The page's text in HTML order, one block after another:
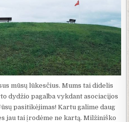
mūsų lūkesčius. Mums tai didelis
dydžio pagalba vykdant asociacijos
pasitikėjimas! Kartu galime daug
jau tai įrodėme ne kartą. Milžiniško